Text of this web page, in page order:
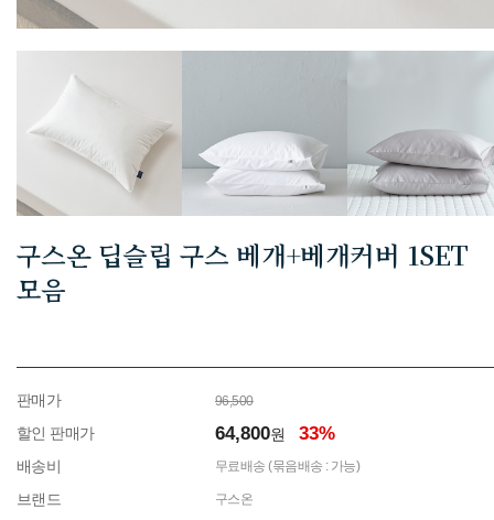
구스온 딥슬립 구스 베개+베개커버 1SET
모음
판매가 96,500
할인 판매가 64,800원 33%
배송비 무료배송 (묶음배송 : 가능)
브랜드 구스온